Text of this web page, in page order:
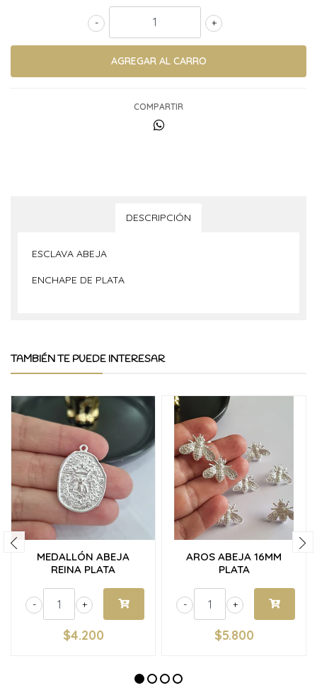
+
-
COMPARTIR
DESCRIPCIÓN
ESCLAVA ABEJA
ENCHAPE DE PLATA
TAMBIÉN TE PUEDE INTERESAR
MEDALLÓN ABEJA
REINA PLATA
+
-
$4.200
AROS ABEJA 16MM
PLATA
+
-
$5.800